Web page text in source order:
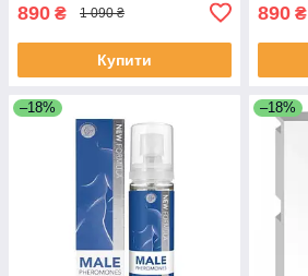
890 ₴ 1 090 ₴
Купити
890 ₴
–18% –18%